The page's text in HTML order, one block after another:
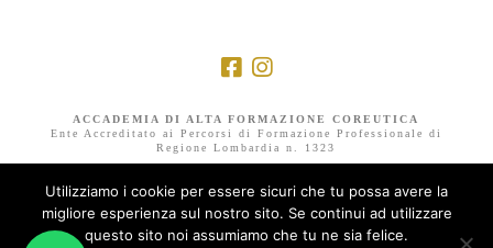
ACCADEMIA DI ALTA FORMAZIONE COREUTICA
Ente Accreditato ai Percorsi di Formazione Professionale di
Regione Lombardia n. 1323
Via Privata Luigi Cirenei 8, 20128 Milano
Cod. Fisc. / P. IVA: 10032440967 • Tel/Fax: 02.28971024
Mobile: +39 375 536 6173
Utilizziamo i cookie per essere sicuri che tu possa avere la
migliore esperienza sul nostro sito. Se continui ad utilizzare
questo sito noi assumiamo che tu ne sia felice.